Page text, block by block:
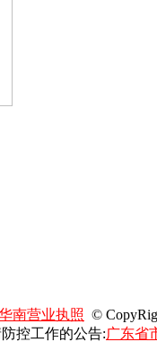
南营业执照 ©
控工作的公告:广东省